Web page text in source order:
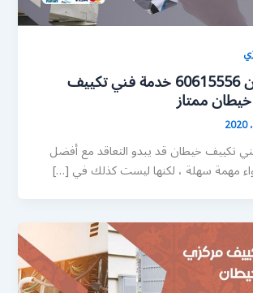
تكييف خيطان 60615556 خدمة فني تكييف
ممتاز
تكييف خيطان قد يبدو التعاقد مع أفضل
مهمة سهلة ، لكنها ليست كذلك في […]